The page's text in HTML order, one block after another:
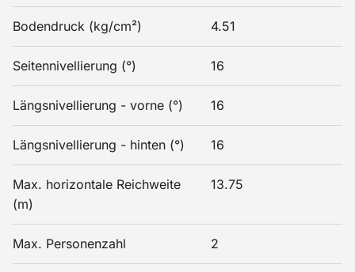
Bodendruck (kg/cm²) 4.51
Seitennivellierung (°) 16
Längsnivellierung - vorne (°) 16
Längsnivellierung - hinten (°) 16
Max. horizontale Reichweite
(m)
13.75
Max. Personenzahl 2